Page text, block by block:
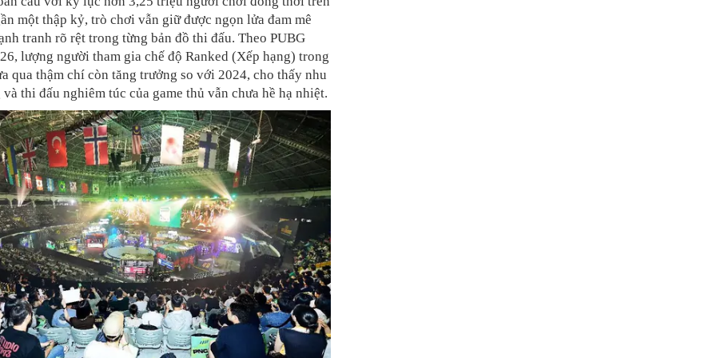
một thập kỷ, trò chơi vẫn giữ được ngọn lửa đam mê
tranh rõ rệt trong từng bản đồ thi đấu. Theo PUBG
lượng người tham gia chế độ Ranked (Xếp hạng) trong
qua thậm chí còn tăng trưởng so với 2024, cho thấy nhu
và thi đấu nghiêm túc của game thủ vẫn chưa hề hạ nhiệt.